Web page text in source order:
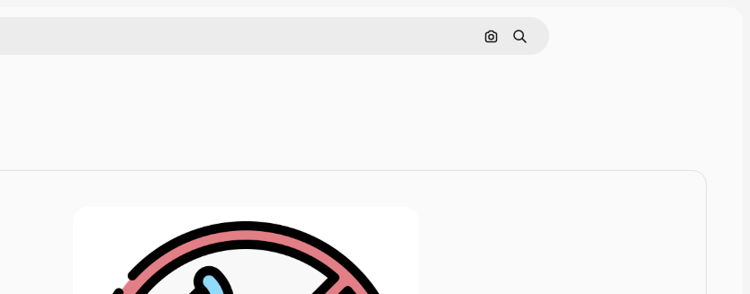
Rechercher par image
Rechercher